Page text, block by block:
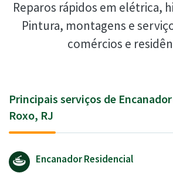
Reparos rápidos em elétrica,
Pintura, montagens e
comércios e
Principais serviços de
Roxo, RJ
Encanador Residencial